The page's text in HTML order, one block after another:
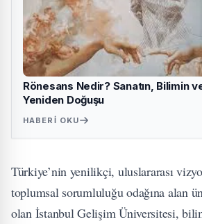
Rönesans Nedir? Sanatın, Bilimin
Yeniden Doğuşu
HABERI OKU
Türkiye’nin yenilikçi, uluslararası
toplumsal sorumluluğu odağına alan
olan İstanbul Gelişim Üniversitesi,